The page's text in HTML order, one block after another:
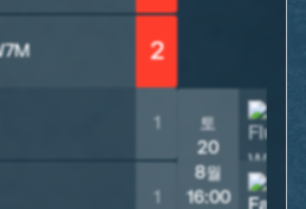
2
1
1
토
20
8월
16:00